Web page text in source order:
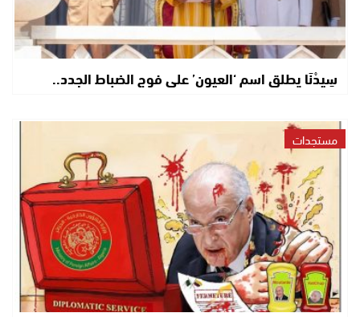
سِيدْنَا يطلق اسم ‘العيون’ على فوج الضباط الجدد..
مستجدات